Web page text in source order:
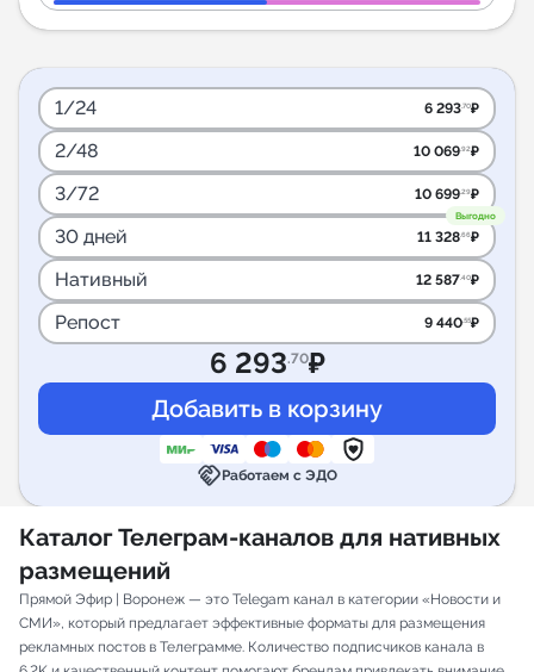
1/24 6 293.70₽
2/48 10 069.92₽
3/72 10 699.29₽
Выгодно
30 дней 11 328.66₽
Нативный 12 587.40₽
Репост 9 440.55₽
6 293.70₽
handshakeРаботаем с ЭДО
Каталог Телеграм-каналов для нативных
размещений
Прямой Эфир | Воронеж — это Telegam канал в категории «Новости и
СМИ», который предлагает эффективные форматы для размещения
рекламных постов в Телеграмме. Количество подписчиков канала в